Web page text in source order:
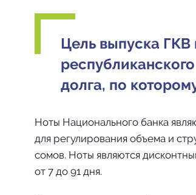
Цель выпуска
долга, по
Ноты Национального банка
для регулирования объема и
сомов. Ноты являются
от 7 до 91 дня.